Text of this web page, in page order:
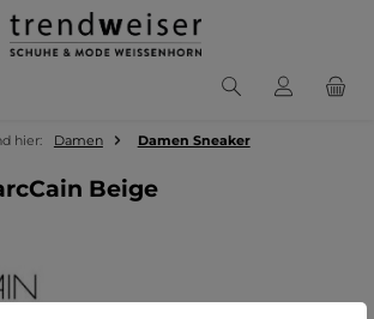
hier: Damen Damen Sneaker
Beige